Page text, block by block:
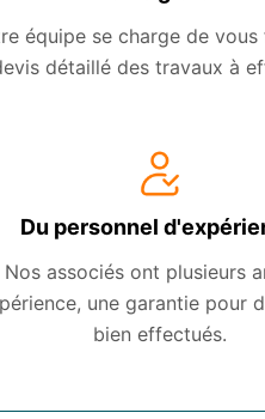
équipe se charge de vous
détaillé des travaux à
Du personnel
Nos associés ont plusieurs
une garantie pour
bien effectués.